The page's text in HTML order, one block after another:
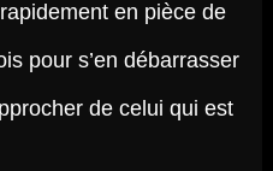
en pièce de
pour s’en débarrasser
de celui qui est